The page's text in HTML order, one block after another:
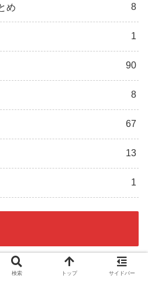
め 8
1
90
8
67
13
1
検索 トップ サイドバー